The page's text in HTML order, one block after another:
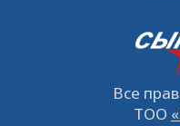
Все
ТОО